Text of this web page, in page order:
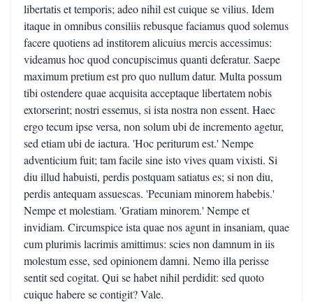
libertatis et temporis; adeo nihil est cuique se vilius. Idem
itaque in omnibus consiliis rebusque faciamus quod solemus
facere quotiens ad institorem alicuius mercis accessimus:
videamus hoc quod concupiscimus quanti deferatur. Saepe
maximum pretium est pro quo nullum datur. Multa possum
tibi ostendere quae acquisita acceptaque libertatem nobis
extorserint; nostri essemus, si ista nostra non essent. Haec
ergo tecum ipse versa, non solum ubi de incremento agetur,
sed etiam ubi de iactura. 'Hoc periturum est.' Nempe
adventicium fuit; tam facile sine isto vives quam vixisti. Si
diu illud habuisti, perdis postquam satiatus es; si non diu,
perdis antequam assuescas. 'Pecuniam minorem habebis.'
Nempe et molestiam. 'Gratiam minorem.' Nempe et
invidiam. Circumspice ista quae nos agunt in insaniam, quae
cum plurimis lacrimis amittimus: scies non damnum in iis
molestum esse, sed opinionem damni. Nemo illa perisse
sentit sed cogitat. Qui se habet nihil perdidit: sed quoto
cuique habere se contigit? Vale.